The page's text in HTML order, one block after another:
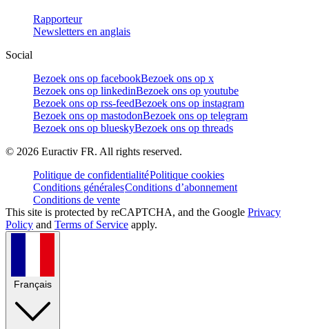
Rapporteur
Newsletters en anglais
Social
Bezoek ons op facebookBezoek ons op x
Bezoek ons op linkedinBezoek ons op youtube
Bezoek ons op rss-feedBezoek ons op instagram
Bezoek ons op mastodonBezoek ons op telegram
Bezoek ons op blueskyBezoek ons op threads
© 2026 Euractiv FR. All rights reserved.
Politique de confidentialitéPolitique cookies
Conditions généralesConditions d’abonnement
Conditions de vente
This site is protected by reCAPTCHA, and the Google Privacy
Policy and Terms of Service apply.
Français